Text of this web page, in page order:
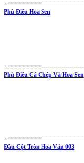
Phù Điêu Hoa Sen
Phù Điêu Cá Chép Và Hoa Sen
Đầu Cột Tròn Hoa Văn 003